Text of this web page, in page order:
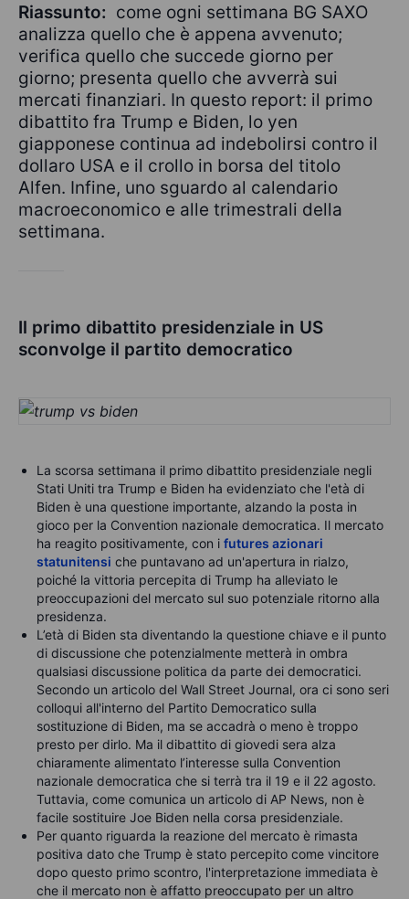
Riassunto: come ogni settimana BG SAXO
analizza quello che è appena avvenuto;
verifica quello che succede giorno per
giorno; presenta quello che avverrà sui
mercati finanziari. In questo report: il primo
dibattito fra Trump e Biden, lo yen
giapponese continua ad indebolirsi contro il
dollaro USA e il crollo in borsa del titolo
Alfen. Infine, uno sguardo al calendario
macroeconomico e alle trimestrali della
settimana.
Il primo dibattito presidenziale in US
sconvolge il partito democratico
La scorsa settimana il primo dibattito presidenziale negli
Stati Uniti tra Trump e Biden ha evidenziato che l'età di
Biden è una questione importante, alzando la posta in
gioco per la Convention nazionale democratica. Il mercato
ha reagito positivamente, con i futures azionari
statunitensi che puntavano ad un'apertura in rialzo,
poiché la vittoria percepita di Trump ha alleviato le
preoccupazioni del mercato sul suo potenziale ritorno alla
presidenza.
L’età di Biden sta diventando la questione chiave e il punto
di discussione che potenzialmente metterà in ombra
qualsiasi discussione politica da parte dei democratici.
Secondo un articolo del Wall Street Journal, ora ci sono seri
colloqui all'interno del Partito Democratico sulla
sostituzione di Biden, ma se accadrà o meno è troppo
presto per dirlo. Ma il dibattito di giovedi sera alza
chiaramente alimentato l’interesse sulla Convention
nazionale democratica che si terrà tra il 19 e il 22 agosto.
Tuttavia, come comunica un articolo di AP News, non è
facile sostituire Joe Biden nella corsa presidenziale.
Per quanto riguarda la reazione del mercato è rimasta
positiva dato che Trump è stato percepito come vincitore
dopo questo primo scontro, l'interpretazione immediata è
che il mercato non è affatto preoccupato per un altro